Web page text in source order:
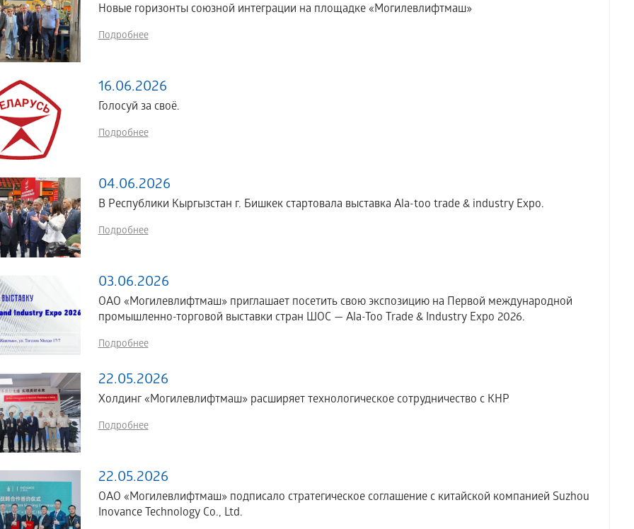
Новые горизонты союзной интеграции на площадке «Могилевлифтмаш»
Подробнее
16.06.2026
Голосуй за своё.
Подробнее
04.06.2026
В Республики Кыргызстан г. Бишкек стартовала выставка Аla-too trade & industry Expo.
Подробнее
03.06.2026
ОАО «Могилевлифтмаш» приглашает посетить свою экспозицию на Первой международной
промышленно-торговой выставки стран ШОС — Ala-Too Trade & Industry Expo 2026.
Подробнее
22.05.2026
Холдинг «Могилевлифтмаш» расширяет технологическое сотрудничество с КНР
Подробнее
22.05.2026
ОАО «Могилевлифтмаш» подписало стратегическое соглашение с китайской компанией Suzhou
Inovance Technology Co., Ltd.